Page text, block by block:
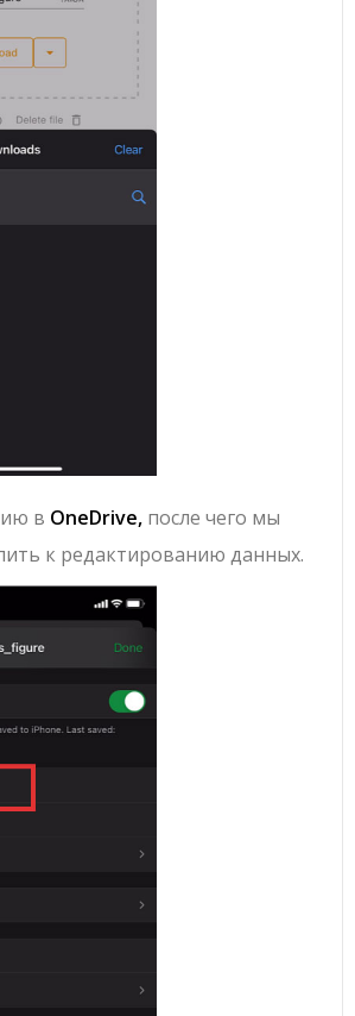
в OneDrive, после чего мы
к редактированию данных.